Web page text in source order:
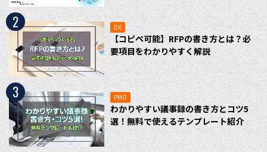
2 DX
【コピペ可能】RFPの書き方とは？必
要項目をわかりやすく解説
3 PMO
わかりやすい議事録の書き方とコツ5
選！無料で使えるテンプレート紹介